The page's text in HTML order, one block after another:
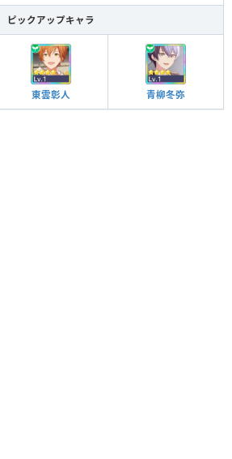
ピックアップキャラ
東雲彰人 青柳冬弥